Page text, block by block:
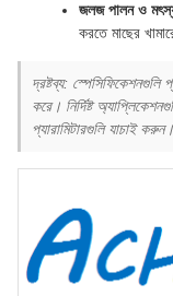
জলজ পালন ও
করতে মাছের
দ্রষ্টব্য:
করে। নির্দিষ্ট
প্যারামিটারগুলি যাচাই করুন।